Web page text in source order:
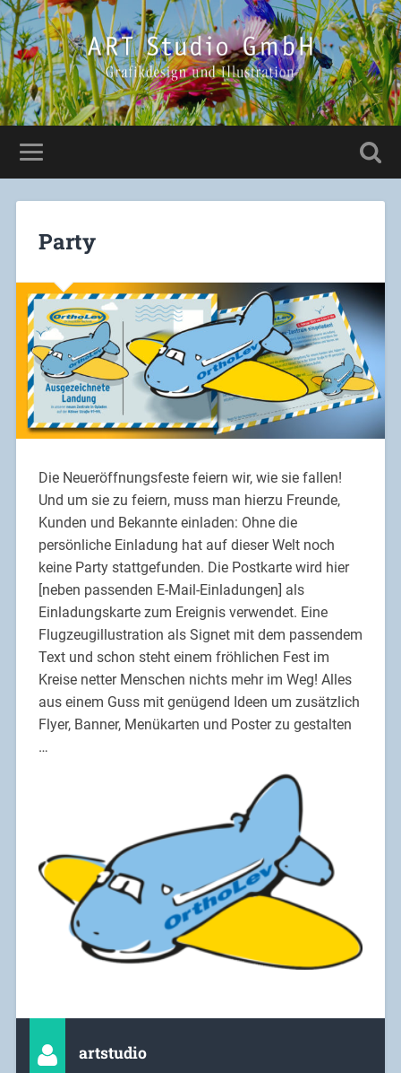
Party
Die Neueröffnungsfeste feiern wir, wie sie fallen!
Und um sie zu feiern, muss man hierzu Freunde,
Kunden und Bekannte einladen: Ohne die
persönliche Einladung hat auf dieser Welt noch
keine Party stattgefunden. Die Postkarte wird hier
[neben passenden E-Mail-Einladungen] als
Einladungskarte zum Ereignis verwendet. Eine
Flugzeugillustration als Signet mit dem passendem
Text und schon steht einem fröhlichen Fest im
Kreise netter Menschen nichts mehr im Weg! Alles
aus einem Guss mit genügend Ideen um zusätzlich
Flyer, Banner, Menükarten und Poster zu gestalten
…
artstudio